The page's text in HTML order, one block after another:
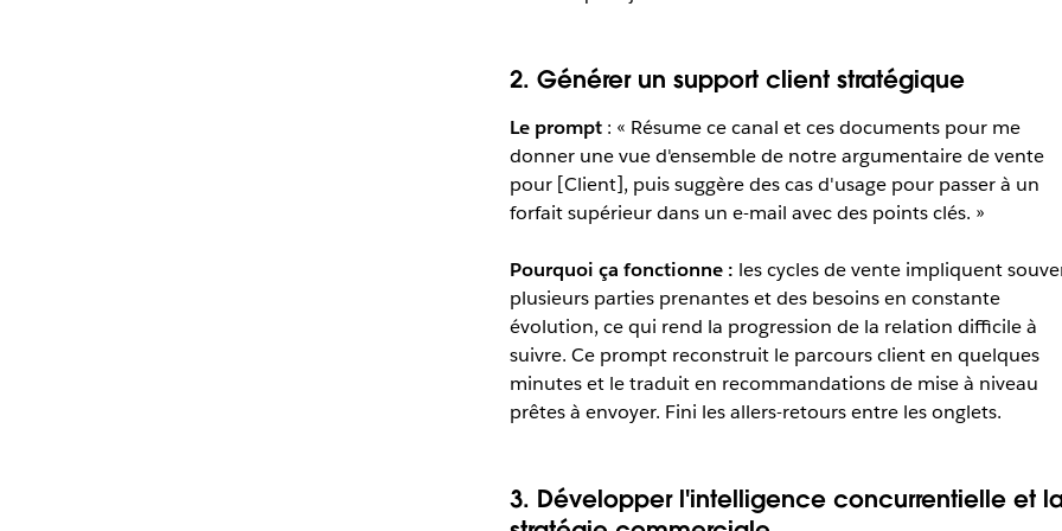
2. Générer un support client stratégique
Le prompt: « Résume ce canal et ces documents pour me
donner une vue d'ensemble de notre argumentaire de vente
pour [Client], puis suggère des cas d'usage pour passer à un
forfait supérieur dans un e-mail avec des points clés. »
Pourquoi ça fonctionne : les cycles de vente impliquent
plusieurs parties prenantes et des besoins en constante
évolution, ce qui rend la progression de la relation difficile à
suivre. Ce prompt reconstruit le parcours client en quelques
minutes et le traduit en recommandations de mise à niveau
prêtes à envoyer. Fini les allers-retours entre les onglets.
3. Développer l'intelligence concurrentielle et